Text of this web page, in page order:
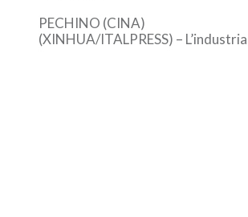
PECHINO (CINA)
(XINHUA/ITALPRESS) – L’industria